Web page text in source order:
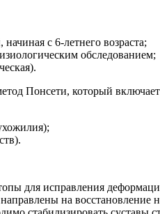
с 6-летнего возраста;
обследованием;
Понсети, который
для исправления
на